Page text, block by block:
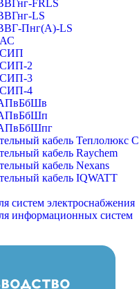
FRLS
LS
Пнг(А)-LS
СИП
2
СИП-3
СИП-4
кабель Теплолюкс
кабель Raychem
кабель Nexans
кабель IQWATT
систем электроснабжения
информационных систем